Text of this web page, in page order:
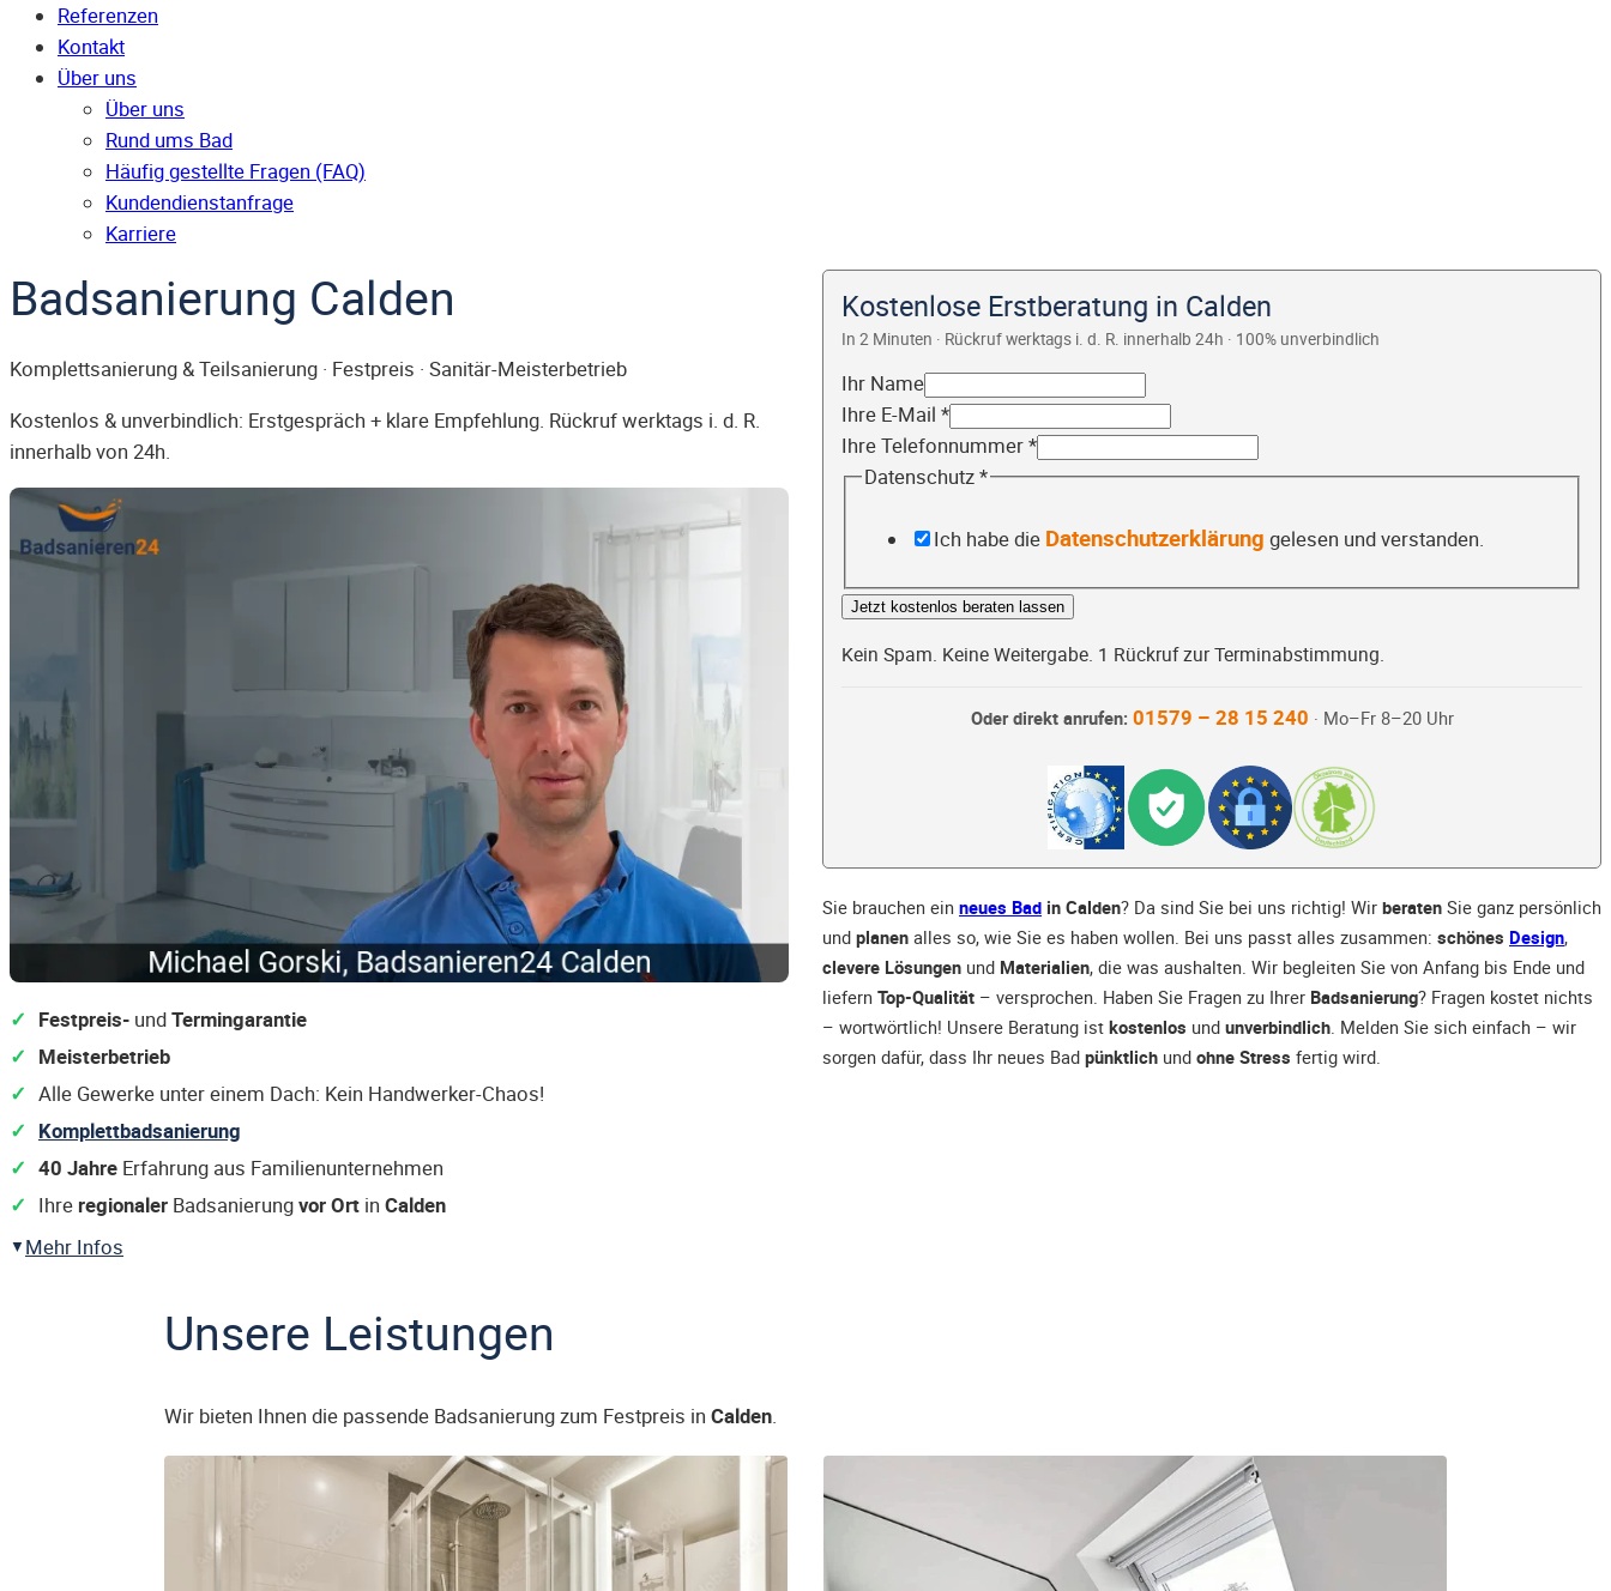
Referenzen
Kontakt
Über uns
Über uns
Rund ums Bad
Häufig gestellte Fragen (FAQ)
Kunden­dienst­anfrage
Karriere
Badsanierung Calden
Komplettsanierung & Teilsanierung · Festpreis · Sanitär-Meisterbetrieb
Kostenlos & unverbindlich: Erstgespräch + klare Empfehlung. Rückruf werktags i. d. R.
innerhalb von 24h.
Festpreis- undTermingarantie
Meisterbetrieb
Alle Gewerke unter einem Dach: Kein Handwerker-Chaos!
Komplettbadsanierung
40 Jahre Erfahrung aus Familienunternehmen
Ihre regionaler Badsanierungvor Ort in Calden
Mehr Infos
Kostenlose Erstberatung in Calden
In 2 Minuten · Rückruf werktags i. d. R. innerhalb 24h · 100% unverbindlich
Ihr Name
Ihre E-Mail *
Ihre Telefonnummer*
Datenschutz*
Ich habe die Datenschutzerklärung gelesen und verstanden.
Jetzt kostenlos beraten lassen
Kein Spam. Keine Weitergabe. 1 Rückruf zur Terminabstimmung.
Oder direkt anrufen: 01579 – 28 15 240 · Mo–Fr 8–20 Uhr
Sie brauchen ein neues Bad in Calden? Da sind Sie bei uns richtig! Wir beraten Sie ganz persönlich
und planen alles so, wie Sie es haben wollen. Bei uns passt alles zusammen: schönes Design,
clevere Lösungen und Materialien, die was aushalten. Wir begleiten Sie von Anfang bis Ende und
liefern Top-Qualität – versprochen. Haben Sie Fragen zu Ihrer Badsanierung? Fragen kostet nichts
– wortwörtlich! Unsere Beratung ist kostenlos und unverbindlich. Melden Sie sich einfach – wir
sorgen dafür, dass Ihr neues Bad pünktlich und ohne Stress fertig wird.
Unsere Leistungen
Wir bieten Ihnen die passende Badsanierung zum Festpreis in Calden.